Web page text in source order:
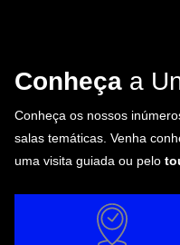
Conheça a
Conheça os nossos
salas temáticas. Venha
uma visita guiada ou pelo